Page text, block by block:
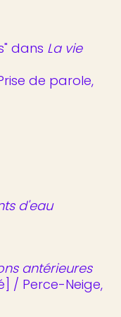
dans La vie
de parole,
d'eau
antérieures
/ Perce-Neige,